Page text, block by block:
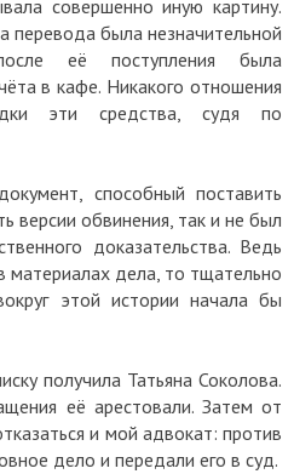
совершенно иную картину.
перевода была незначительной
её поступления была
в кафе. Никакого отношения
эти средства, судя по
способный поставить
версии обвинения, так и не был
доказательства. Ведь
материалах дела, то тщательно
этой истории начала бы
получила Татьяна Соколова.
её арестовали. Затем от
и мой адвокат: против
дело и передали его в суд.